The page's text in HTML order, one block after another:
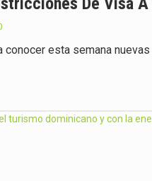
conocer esta semana